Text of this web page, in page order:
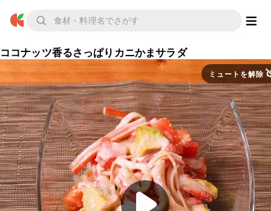
ココナッツ香るさっぱりカニかまサラダ
ミュートを解除